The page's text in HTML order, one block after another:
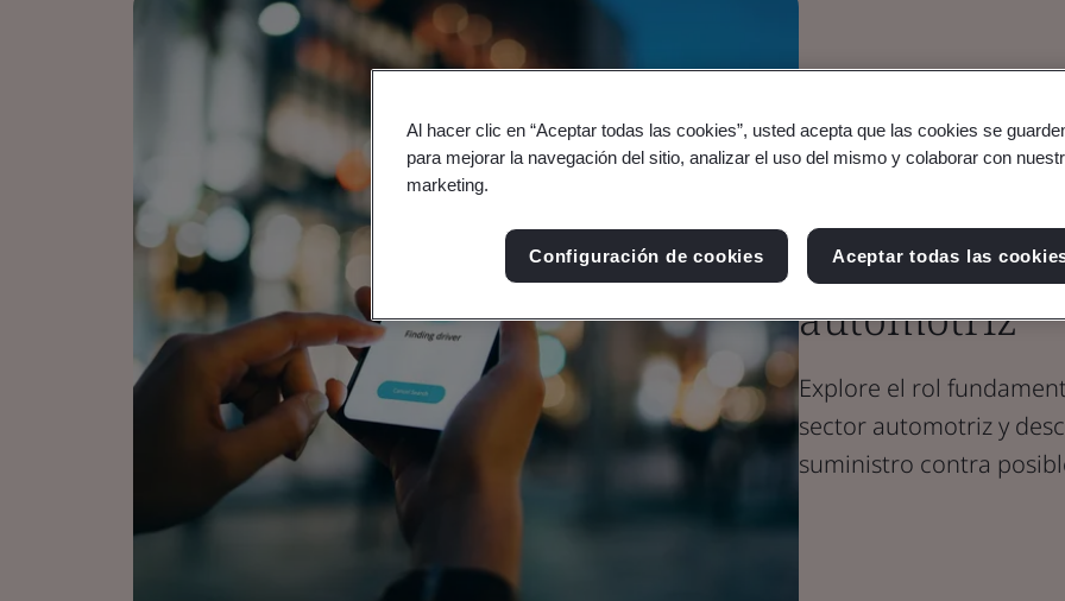
Transporte y movilidad
Generando
seguridad
automotriz
Explore el rol
sector automotriz y
suministro contra
Al hacer clic en “Aceptar todas las cookies”, usted acepta que las cookies se
para mejorar la navegación del sitio, analizar el uso del mismo y colaborar con
marketing.
Configuración de cookies Aceptar todas las